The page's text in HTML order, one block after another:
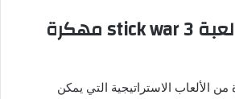
stick war3 مهكرة
ور 3 مهكرة من الألعاب الاستراتيجية التي يمكن